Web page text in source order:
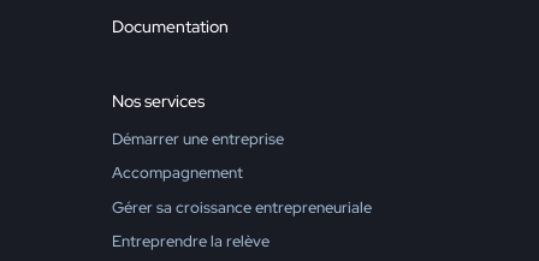
Documentation
Nos services
Démarrer une entreprise
Accompagnement
Gérer sa croissance entrepreneuriale
Entreprendre la relève